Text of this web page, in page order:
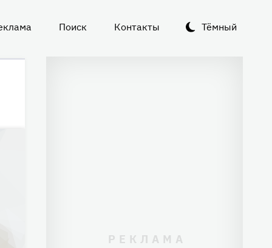
Тёмный
Поиск Контакты